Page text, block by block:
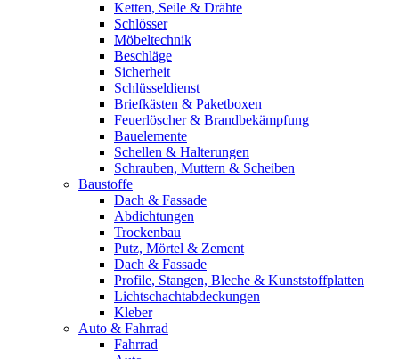
Ketten, Seile & Drähte
Schlösser
Möbeltechnik
Beschläge
Sicherheit
Schlüsseldienst
Briefkästen & Paketboxen
Feuerlöscher & Brandbekämpfung
Bauelemente
Schellen & Halterungen
Schrauben, Muttern & Scheiben
Baustoffe
Dach & Fassade
Abdichtungen
Trockenbau
Putz, Mörtel & Zement
Dach & Fassade
Profile, Stangen, Bleche & Kunststoffplatten
Lichtschachtabdeckungen
Kleber
Auto & Fahrrad
Fahrrad